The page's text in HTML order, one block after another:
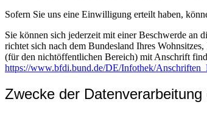
Sofern Sie uns eine Einwilligung erteilt haben,
Sie können sich jederzeit mit einer Beschwerde an
richtet sich nach dem Bundesland Ihres
(für den nichtöffentlichen Bereich) mit Anschrift
https://www.bfdi.bund.de/DE/Infothek/
Zwecke der